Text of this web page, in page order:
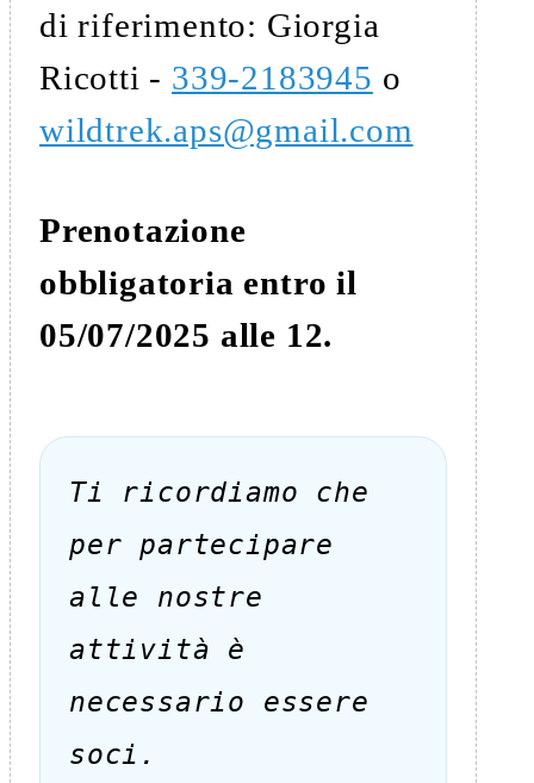
di riferimento: Giorgia
Ricotti - 339-2183945 o
wildtrek.aps@gmail.com
Prenotazione
obbligatoria entro il
05/07/2025 alle 12.
Ti ricordiamo che
per partecipare
alle nostre
attività è
necessario essere
soci.